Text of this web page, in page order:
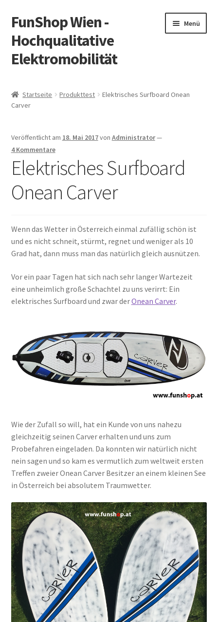
Zur
Navigation
springen
Zum
Inhalt
springen
FunShop Wien -
Hochqualitative
Elektromobilität
Menü
Informationen zur Rechtslage in Österreich
Über FunShop
Impressum
Startseite Produkttest
Elektrisches Surfboard Onean
Carver
Veröffentlicht am 18. Mai 2017von Administrator—
4 Kommentare
Elektrisches Surfboard
Onean Carver
Wenn das Wetter in Österreich einmal zufällig schön ist
und es nicht schneit, stürmt, regnet und weniger als 10
Grad hat, dann muss man das natürlich gleich ausnützen.
Vor ein paar Tagen hat sich nach sehr langer Wartezeit
eine unheimlich große Schachtel zu uns verirrt: Ein
elektrisches Surfboard und zwar derOnean Carver.
Wie der Zufall so will, hat ein Kunde von uns nahezu
gleichzeitig seinen Carver erhalten und uns zum
Probefahren eingeladen. Da konnten wir natürlich nicht
nein sagen und so kam es vermutlich zum weltweit ersten
Treffen zweier Onean Carver Besitzer an einem kleinen See
in Österreich bei absolutem Traumwetter.